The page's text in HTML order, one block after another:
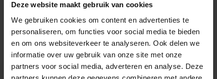
Deze website maakt gebruik van cookies
We gebruiken cookies om content en advertenties te
personaliseren, om functies voor social media te bieden
en om ons websiteverkeer te analyseren. Ook delen we
informatie over uw gebruik van onze site met onze
partners voor social media, adverteren en analyse. Deze
Laatst bekeken